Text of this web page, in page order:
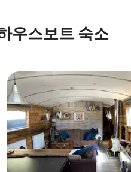
점 만점), 후기 40개
우스보트 숙소